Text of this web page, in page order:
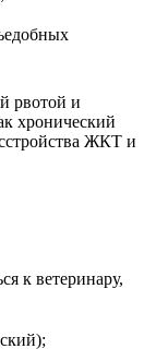
рвотой и
хронический
ЖКТ и
к ветеринару,